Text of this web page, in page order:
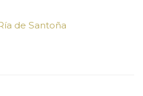
de Santoña